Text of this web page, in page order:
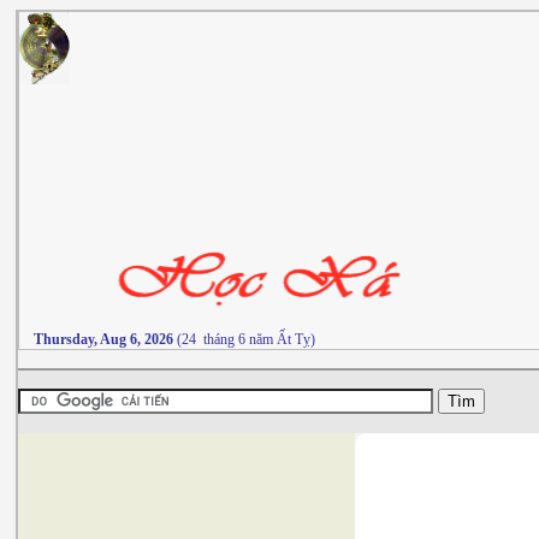
Thursday, Aug 6, 2026 (24 tháng 6 năm Ất Tỵ)